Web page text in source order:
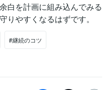
白を計画に組み込んでみる
りやすくなるはずです。
#継続のコツ